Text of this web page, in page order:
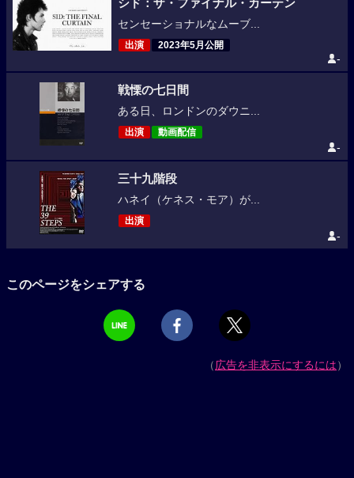
シド：ザ・ファイナル・カーテン
センセーショナルなムーブ...
出演 2023年5月公開
-
戦慄の七日間
ある日、ロンドンのダウニ...
出演 動画配信
-
三十九階段
ハネイ（ケネス・モア）が...
出演
-
このページをシェアする
（広告を非表示にするには）